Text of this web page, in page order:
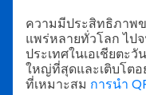
ความมีประสิทธิภาพ
แพร่หลายทั่วโลก ไป
ประเทศในเอเชียตะ
ใหญ่ที่สุดและเติบโตอ
ที่เหมาะสม การนำ